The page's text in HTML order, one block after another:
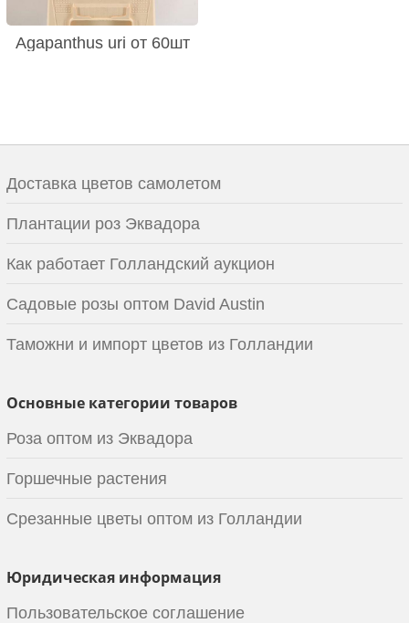
Agapanthus uri от 60шт
Доставка цветов самолетом
Плантации роз Эквадора
Как работает Голландский аукцион
Садовые розы оптом David Austin
Таможни и импорт цветов из Голландии
Основные категории товаров
Роза оптом из Эквадора
Горшечные растения
Срезанные цветы оптом из Голландии
Юридическая информация
Пользовательское соглашение